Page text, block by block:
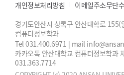
개인정보처리방침 이메일주소무단
경기도안산시 상록구 안산대학로
컴퓨터정보학과
Tel 031.400.6971 | mail
카카오톡 안산대학교 컴퓨터정보학과
031.363.7714